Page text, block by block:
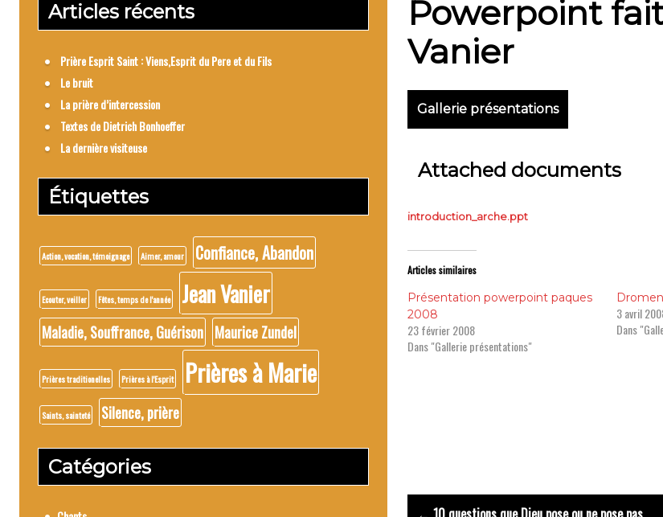
Prière
Powerpoint
Vanier
Gallerie présentations
Attached documents
introduction_arche.ppt
Articles similaires
Présentation powerpoint paques
2008
23 février 2008
Dans "Gallerie présentations"
3 avril
Dans
Post
Articles récents
Prière Esprit Saint : Viens,Esprit du Pere et du Fils
Le bruit
La prière d’intercession
Textes de Dietrich Bonhoeffer
La dernière visiteuse
Étiquettes
Action, vocation, témoignage Aimer, amour Confiance, Abandon
Ecouter, veiller Fêtes, temps de l'année Jean Vanier
Maladie, Souffrance, Guérison Maurice Zundel
Prières traditionelles Prières à l'Esprit Prières à Marie
Saints, sainteté Silence, prière
Catégories